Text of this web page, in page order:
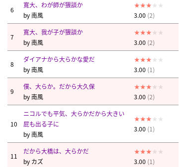
6
寛大、わが師が猥談か
by南風 3.00 (2)
7
寛大、我が子が猥談か
by南風 3.00 (2)
8
ダイアナから大らかな愛だ
by南風 3.00 (1)
9
僕、大らか。だから大久保
by南風 3.00 (2)
10
ニコルでも平気、大らかだから大きい
屁も出る子に
by南風
3.00 (1)
11
だから大橋は、大らかだ
by カズ 3.00 (1)